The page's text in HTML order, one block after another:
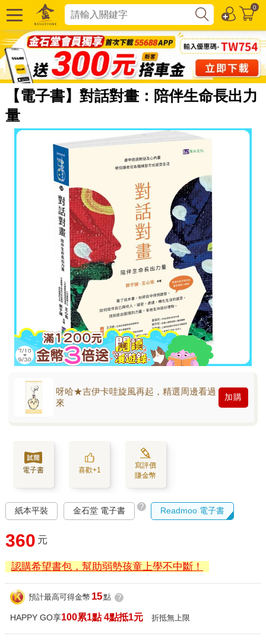
0
【電子書】對話對畫：陪伴生命長出力
量
呀哈★吉伊卡哇旋風再起，精選周邊看過
來
加購
電子書 喜歡+1
寫評價
賺金幣
紙本平裝 金石堂 電子書 ? Readmoo 電子書
360 元
認購希望書包，幫助弱勢孩童上學不中斷！
預計最高可得金幣 15點 ?
HAPPY GO享100累1點 4點抵1元 折抵無上限